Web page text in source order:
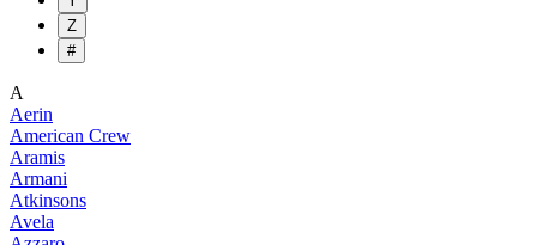
Z
#
A
Aerin
American Crew
Aramis
Armani
Atkinsons
Avela